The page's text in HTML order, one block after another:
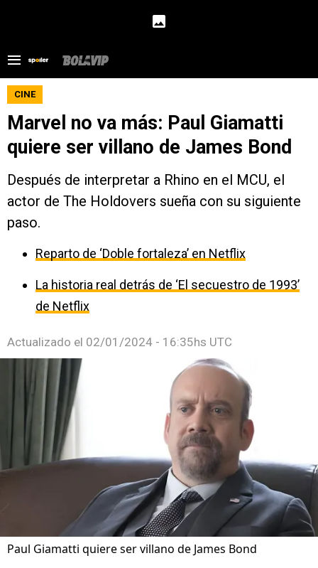
CINE
Marvel no va más: Paul Giamatti
quiere ser villano de James Bond
Después de interpretar a Rhino en el MCU, el
actor de The Holdovers sueña con su siguiente
paso.
Reparto de ‘Doble fortaleza’ en Netflix
La historia real detrás de ‘El secuestro de 1993’
de Netflix
Actualizado el 02/01/2024 - 16:35hs UTC
Paul Giamatti quiere ser villano de James Bond